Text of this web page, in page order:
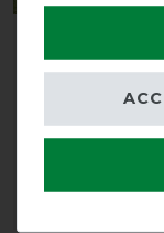
Weatherbeeta
Classic with
56,25 € *